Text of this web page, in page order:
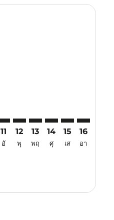
11
อั
12
พุ
13
พฤ
14
ศุ
15
เส
16
อา